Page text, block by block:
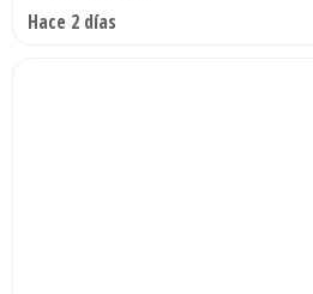
Hace 2 días